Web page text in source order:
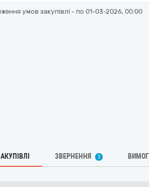
умов закупівлі - по 01-03-2026, 00:00
ЗВЕРНЕННЯ 3